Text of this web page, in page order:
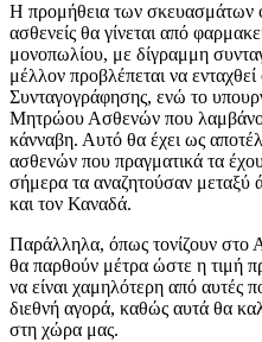
Η προμήθεια των σκευασμάτων
ασθενείς θα γίνεται από
μονοπωλίου, με δίγραμμη
μέλλον προβλέπεται να
Συνταγογράφησης, ενώ το
Μητρώου Ασθενών που
κάνναβη. Αυτό θα έχει ως
ασθενών που πραγματικά τα
σήμερα τα αναζητούσαν
και τον Καναδά.
Παράλληλα, όπως τονίζουν
θα παρθούν μέτρα ώστε η τιμή
να είναι χαμηλότερη από αυτές
διεθνή αγορά, καθώς αυτά θα
στη χώρα μας.